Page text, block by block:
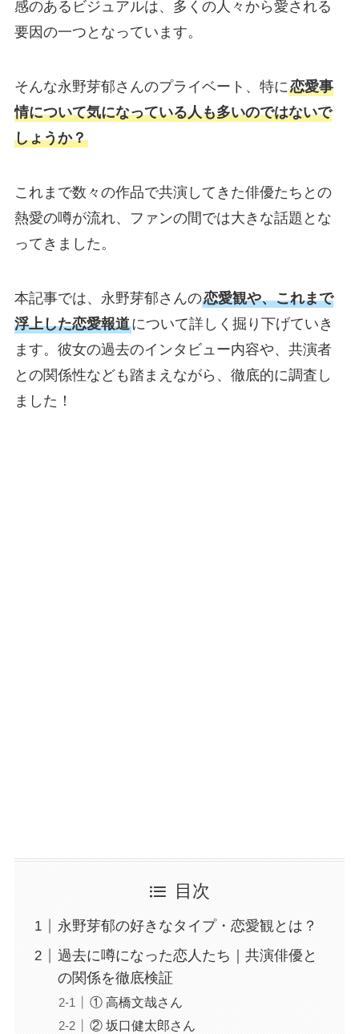
感のあるビジュアルは、多くの人々から愛される
要因の一つとなっています。
そんな永野芽郁さんのプライベート、特に恋愛事
情について気になっている人も多いのではないで
しょうか？
これまで数々の作品で共演してきた俳優たちとの
熱愛の噂が流れ、ファンの間では大きな話題とな
ってきました。
本記事では、永野芽郁さんの恋愛観や、これまで
浮上した恋愛報道について詳しく掘り下げていき
ます。彼女の過去のインタビュー内容や、共演者
との関係性なども踏まえながら、徹底的に調査し
ました！
目次
永野芽郁の好きなタイプ・恋愛観とは？
過去に噂になった恋人たち｜共演俳優と
の関係を徹底検証
① 高橋文哉さん
② 坂口健太郎さん